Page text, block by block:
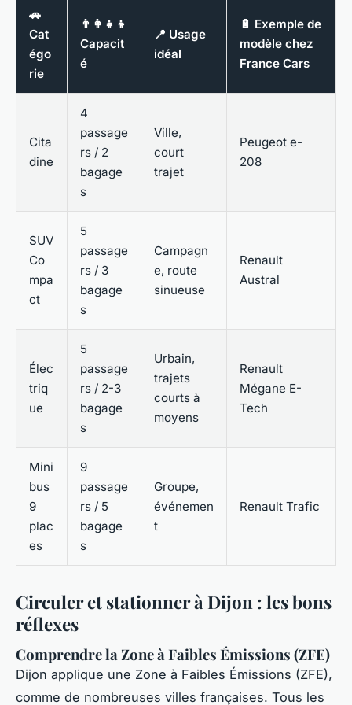
🚗
Cat
égo
rie
👨‍👩‍👧‍👦
Capacit
é
📍 Usage
idéal
🔋 Exemple de
modèle chez
France Cars
Cita
dine
4
passage
rs / 2
bagage
s
Ville,
court
trajet
Peugeot e-
208
SUV
Co
mpa
ct
5
passage
rs / 3
bagage
s
Campagn
e, route
sinueuse
Renault
Austral
Élec
triq
ue
5
passage
rs / 2-3
bagage
s
Urbain,
trajets
courts à
moyens
Renault
Mégane E-
Tech
Mini
bus
9
plac
es
9
passage
rs / 5
bagage
s
Groupe,
événemen
t
Renault Trafic
Circuler et stationner à Dijon : les bons
réflexes
Comprendre la Zone à Faibles Émissions (ZFE)
Dijon applique une Zone à Faibles Émissions (ZFE),
comme de nombreuses villes françaises. Tous les